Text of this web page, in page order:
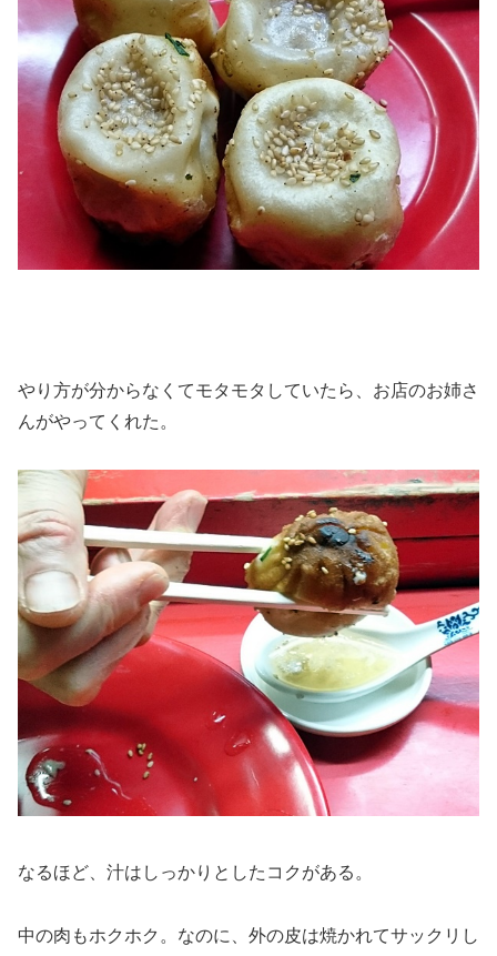
やり方が分からなくてモタモタしていたら、お店のお姉さ
んがやってくれた。
なるほど、汁はしっかりとしたコクがある。
中の肉もホクホク。なのに、外の皮は焼かれてサックリし